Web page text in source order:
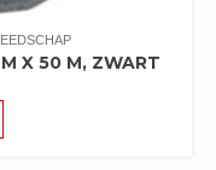
X 50 M, ZWART